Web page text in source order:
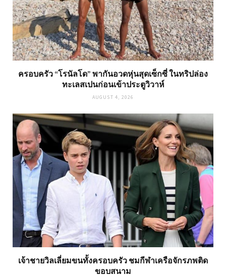
ครอบครัว “โรนัลโด” พากันอวดหุ่นสุดเซ็กซี่ ในทริปล่อง
ทะเลสเปนก่อนเข้าประตูวิวาห์
AUGUST 4, 2026
เจ้าชายวิลเลี่ยมขนทั้งครอบครัว ชมกีฬาเครือจักรภพติด
ขอบสนาม